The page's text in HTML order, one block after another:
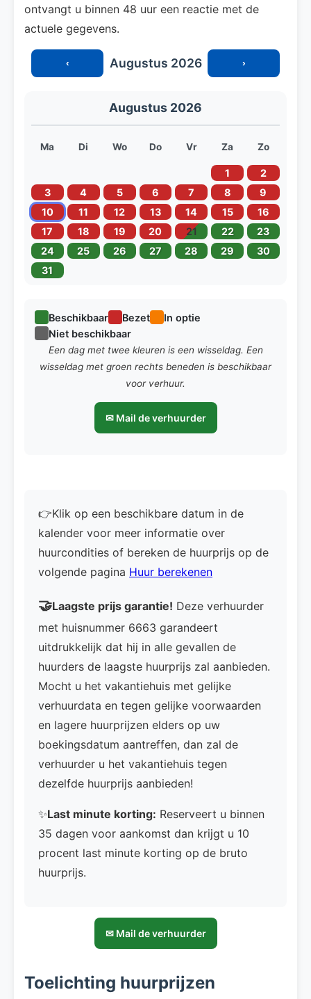
ontvangt u binnen 48 uur een reactie met de
actuele gegevens.
‹ Augustus 2026 ›
Augustus 2026
Ma Di Wo Do Vr Za Zo
1
2
3
4 5 6 7 8
9
10
11 12 13 14 15
16
17
18 19 20 21 22
23
24
25 26 27 28 29
30
31
Beschikbaar Bezet
In optie
Niet beschikbaar
Een dag met twee kleuren is een wisseldag. Een
wisseldag met groen rechts beneden is beschikbaar
voor verhuur.
✉ Mail de verhuurder
👉Klik op een beschikbare datum in de
kalender voor meer informatie over
huurcondities of bereken de huurprijs op de
volgende pagina Huur berekenen
🤝Laagste prijs garantie! Deze verhuurder
met huisnummer 6663 garandeert
uitdrukkelijk dat hij in alle gevallen de
huurders de laagste huurprijs zal aanbieden.
Mocht u het vakantiehuis met gelijke
verhuurdata en tegen gelijke voorwaarden
en lagere huurprijzen elders op uw
boekingsdatum aantreffen, dan zal de
verhuurder u het vakantiehuis tegen
dezelfde huurprijs aanbieden!
✨Last minute korting: Reserveert u binnen
35 dagen voor aankomst dan krijgt u 10
procent last minute korting op de bruto
huurprijs.
✉ Mail de verhuurder
Toelichting huurprijzen